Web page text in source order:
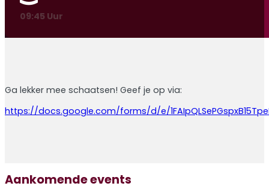
09:45 Uur
Ga lekker mee schaatsen! Geef je op via:
https://docs.google.com/forms/d/e/
Aankomende events